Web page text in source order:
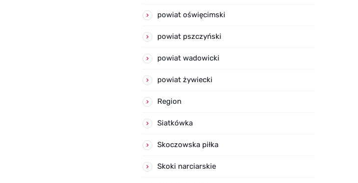
powiat oświęcimski
powiat pszczyński
powiat wadowicki
powiat żywiecki
Region
Siatkówka
Skoczowska piłka
Skoki narciarskie